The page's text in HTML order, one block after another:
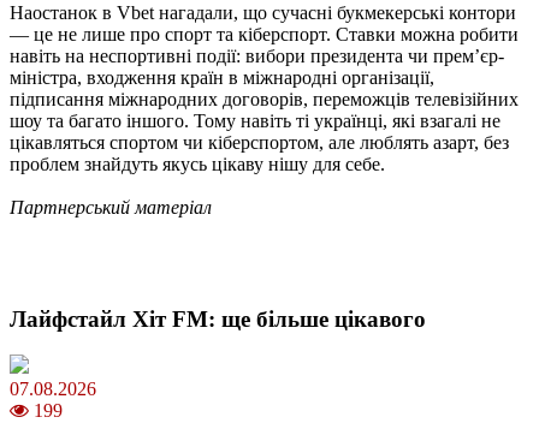
Наостанок в Vbet нагадали, що сучасні букмекерські контори
— це не лише про спорт та кіберспорт. Ставки можна робити
навіть на неспортивні події: вибори президента чи премʼєр-
міністра, входження країн в міжнародні організації,
підписання міжнародних договорів, переможців телевізійних
шоу та багато іншого. Тому навіть ті українці, які взагалі не
цікавляться спортом чи кіберспортом, але люблять азарт, без
проблем знайдуть якусь цікаву нішу для себе.
Партнерський матеріал
Лайфстайл Хіт FM: ще більше цікавого
07.08.2026
199